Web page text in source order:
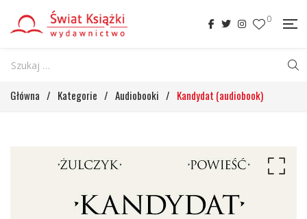
0
Główna / Kategorie / Audiobooki / Kandydat (audiobook)